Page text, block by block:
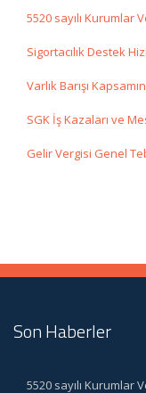
5520 sayılı Kurumlar
Sigortacılık Destek
Varlık Barışı
SGK İş Kazaları ve
Gelir Vergisi Genel
Son Haberler
5520 sayılı Kurumlar